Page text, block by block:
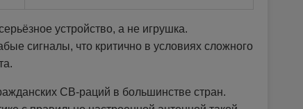
устройство, а не игрушка.
сигналы, что критично в условиях сложного
CB-раций в большинстве стран.